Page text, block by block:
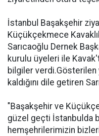
İstanbul Başakşehir
Küçükçekmece
Sarıcaoğlu Dernek
kurulu üyeleri ile
bilgiler
kaldığını dile getiren
"Başakşehir ve
güzel geçti İstanbulda
hemşehrilerimizin